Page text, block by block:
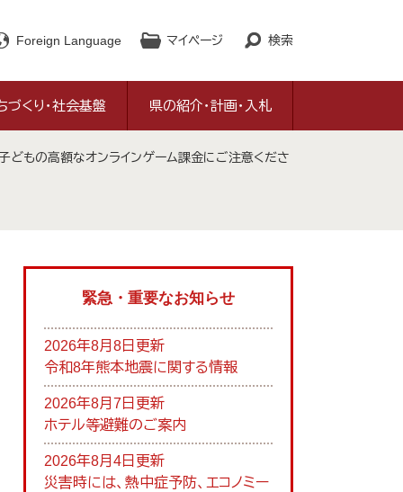
Foreign Language マイページ 検索
づくり・社会基盤 県の紹介・計画・入札
どもの高額なオンラインゲーム課金にご注意くださ
緊急・重要なお知らせ
2026年8月8日更新
令和8年熊本地震に関する情報
2026年8月7日更新
ホテル等避難のご案内
2026年8月4日更新
災害時には、熱中症予防、エコノミー